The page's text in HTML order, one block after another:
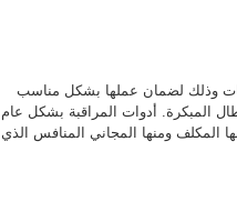
وذلك لضمان عملها بشكل مناسب
المبكرة. أدوات المراقبة بشكل عام
المكلف ومنها المجاني المنافس الذي